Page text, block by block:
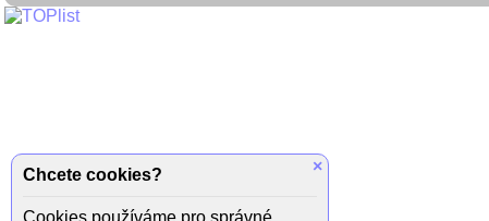
×
Chcete cookies?
Cookies používáme pro správné